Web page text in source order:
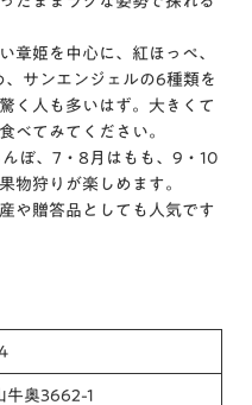
章姫を中心に、紅ほっぺ、
サンエンジェルの6種類を
く人も多いはず。大きくて
べてみてください。
ぼ、7・8月はもも、9・10
物狩りが楽しめます。
や贈答品としても人気です
牛奥3662-1